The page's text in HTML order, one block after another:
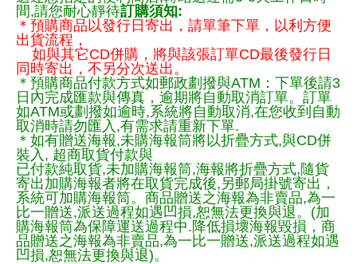
間,請您耐心靜待訂購須知:
＊預購商品以發行日寄出，請單筆下單，以利方便
出貨流程，
如與其它CD併購，將與該張訂單CD最後發行日
同時寄出，不另分次送出。
＊預購商品付款方式如郵政劃撥與ATM：下單後請3
日內完成匯款與傳真，逾期將自動取消訂單。訂單
如ATM或劃撥如逾時,系統將自動取消,在您收到自動
取消時請勿匯入,有需求請重新下單.
＊如有贈送海報,未購海報筒將以折疊方式,與CD併
裝入, 超商取貨付款與
已付款純取貨,未加購海報筒,海報將折疊方式,隨貨
寄出加購海報者將在取貨完成後,另郵局掛號寄出，
系統可加購海報筒。商品贈送之海報為非賣品,為一
比一贈送,派送過程如遇凹損,恕無法更換與退。(加
購海報筒為保障運送過程中.降低損壞海報毀損，商
品贈送之海報為非賣品,為一比一贈送,派送過程如遇
凹損,恕無法更換與退)。